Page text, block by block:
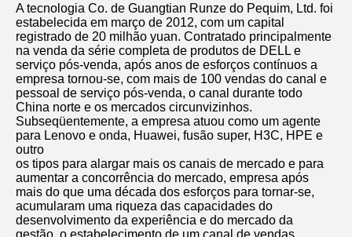
A tecnologia Co. de Guangtian Runze do Pequim, Ltd. foi
estabelecida em março de 2012, com um capital
registrado de 20 milhão yuan. Contratado principalmente
na venda da série completa de produtos de DELL e
serviço pós-venda, após anos de esforços contínuos a
empresa tornou-se, com mais de 100 vendas do canal e
pessoal de serviço pós-venda, o canal durante todo
China norte e os mercados circunvizinhos.
Subseqüentemente, a empresa atuou como um agente
para Lenovo e onda, Huawei, fusão super, H3C, HPE e
outro
os tipos para alargar mais os canais de mercado e para
aumentar a concorrência do mercado, empresa após
mais do que uma década dos esforços para tornar-se,
acumularam uma riqueza das capacidades do
desenvolvimento da experiência e do mercado da
gestão, o estabelecimento de um canal de vendas